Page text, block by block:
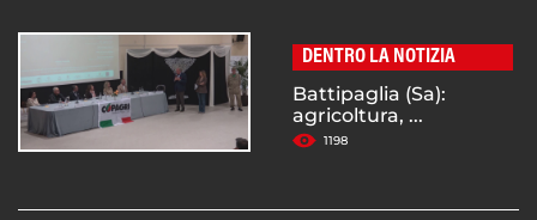
DENTRO LA NOTIZIA
Battipaglia (Sa):
agricoltura, ...
1198